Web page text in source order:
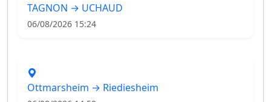
TAGNON → UCHAUD
06/08/2026 15:24
Ottmarsheim → Riediesheim